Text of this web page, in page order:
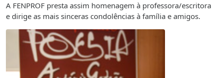
A FENPROF presta assim homenagem à professora/escritora
e dirige as mais sinceras condolências à família e amigos.